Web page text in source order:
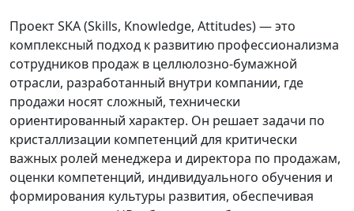
Проект SKA (Skills, Knowledge, Attitudes) — это
комплексный подход к развитию профессионализма
сотрудников продаж в целлюлозно-бумажной
отрасли, разработанный внутри компании, где
продажи носят сложный, технически
ориентированный характер. Он решает задачи по
кристаллизации компетенций для критически
важных ролей менеджера и директора по продажам,
оценки компетенций, индивидуального обучения и
формирования культуры развития, обеспечивая